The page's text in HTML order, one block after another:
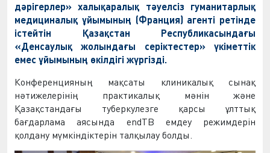
дәрігерлер» халықаралық тәуелсіз гуманитарлық
медициналық ұйымының (Франция) агенті ретінде
істейтін Қазақстан Республикасындағы
«Денсаулық жолындағы серіктестер» үкіметтік
емес ұйымының өкілдігі жүргізді.
Конференцияның мақсаты клиникалық сынақ
нәтижелерінің практикалық мәнін және
Қазақстандағы туберкулезге қарсы ұлттық
бағдарлама аясында endTB
емдеу режимдерін
қолдану мүмкіндіктерін талқылау болды.